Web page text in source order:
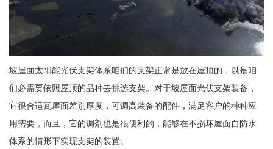
坡屋面太阳能光伏支架体系咱们的支架正常是放在屋顶的，以是咱
们必需要依照屋顶的品种去挑选支架。对于坡屋面光伏支架装备，
它很合适瓦屋面差别厚度，可调高装备的配件，满足客户的种种应
用需要，而且，它的调剂也是很便利的，能够在不损坏屋面自防水
体系的情形下实现支架的装置。